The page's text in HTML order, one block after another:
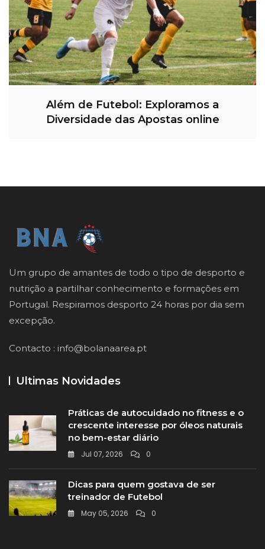
Além de Futebol: Exploramos a
Diversidade das Apostas online
Um grupo de amantes de todo o tipo de desporto e
nutrição a partilhar conhecimento e formações em
Portugal. Respiramos desporto 24 horas por dia sem
excepção.
Contacto : info@bolanaarea.pt
Ultimas Novidades
Práticas de autocuidado no fitness e o
crescente interesse por óleos naturais
no bem-estar diário
Jul 07, 2026 0
Dicas para quem gostava de ser
treinador de Futebol
May 05, 2026 0